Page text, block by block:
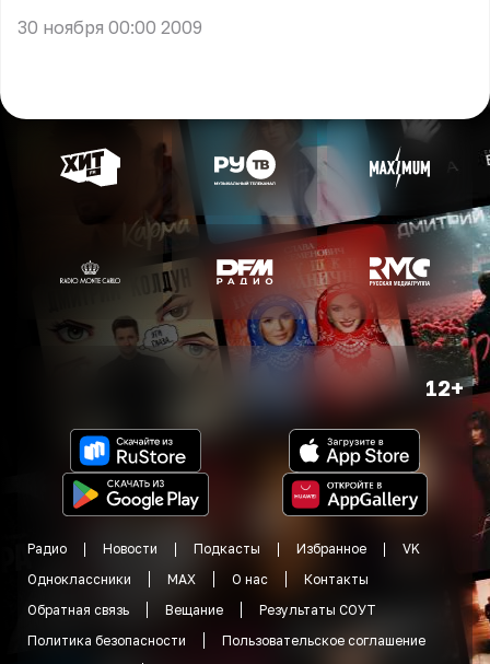
30 ноября 00:00 2009
12+
Радио Новости Подкасты Избранное
VK
Одноклассники
MAX О нас
Контакты
Обратная связь
Вещание
Результаты СОУТ
Политика безопасности
Пользовательское соглашение